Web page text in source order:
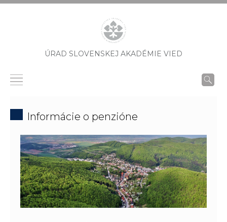
ÚRAD SLOVENSKEJ AKADÉMIE VIED
Informácie o penzióne